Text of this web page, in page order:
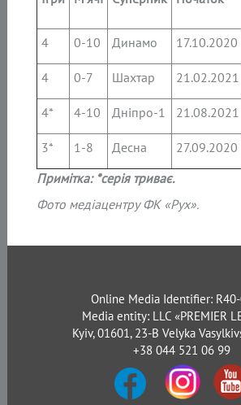
4 0-10 Динамо 17.10.2020
4 0-7 Шахтар 21.02.2021
4* 4-10 Дніпро-1 21.08.2021
3* 1-8 Десна 27.09.2020
Примітка: *серія триває.
Фото медіацентру ФК «Рух».
Online Media Identifier:
Media entity: LLC «PREMIER
Kyiv, 01601, 23-B Velyka
+38 044 521 06 99